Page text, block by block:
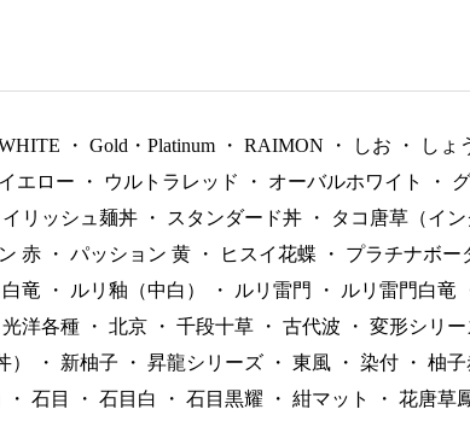
・ Gold・Platinum ・ RAIMON ・ しお ・ しょ
エロー ・ ウルトラレッド ・ オーバルホワイト ・
イリッシュ麺丼 ・ スタンダード丼 ・ タコ唐草（イン
赤 ・ パッション 黄 ・ ヒスイ花蝶 ・ プラチナボー
竜 ・ ルリ釉（中白） ・ ルリ雷門 ・ ルリ雷門白竜
光洋各種 ・ 北京 ・ 千段十草 ・ 古代波 ・ 変形シリー
）
・ 新柚子 ・ 昇龍シリーズ ・ 東風 ・ 染付 ・ 柚子
・ 石目 ・ 石目白 ・ 石目黒耀 ・ 紺マット ・ 花唐草